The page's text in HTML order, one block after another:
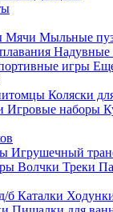
Мячи Мыльные
Надувные
игры
Коляски
Игровые наборы
Игрушечный
Волчки Треки
б Каталки